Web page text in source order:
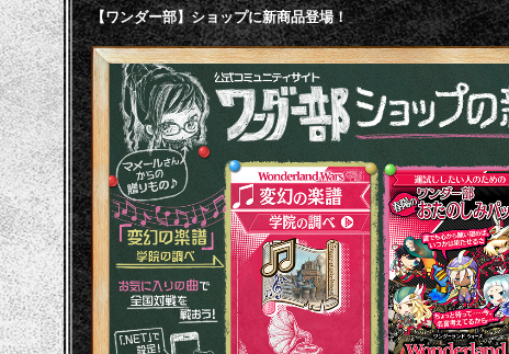
【ワンダー部】ショップに新商品登場！